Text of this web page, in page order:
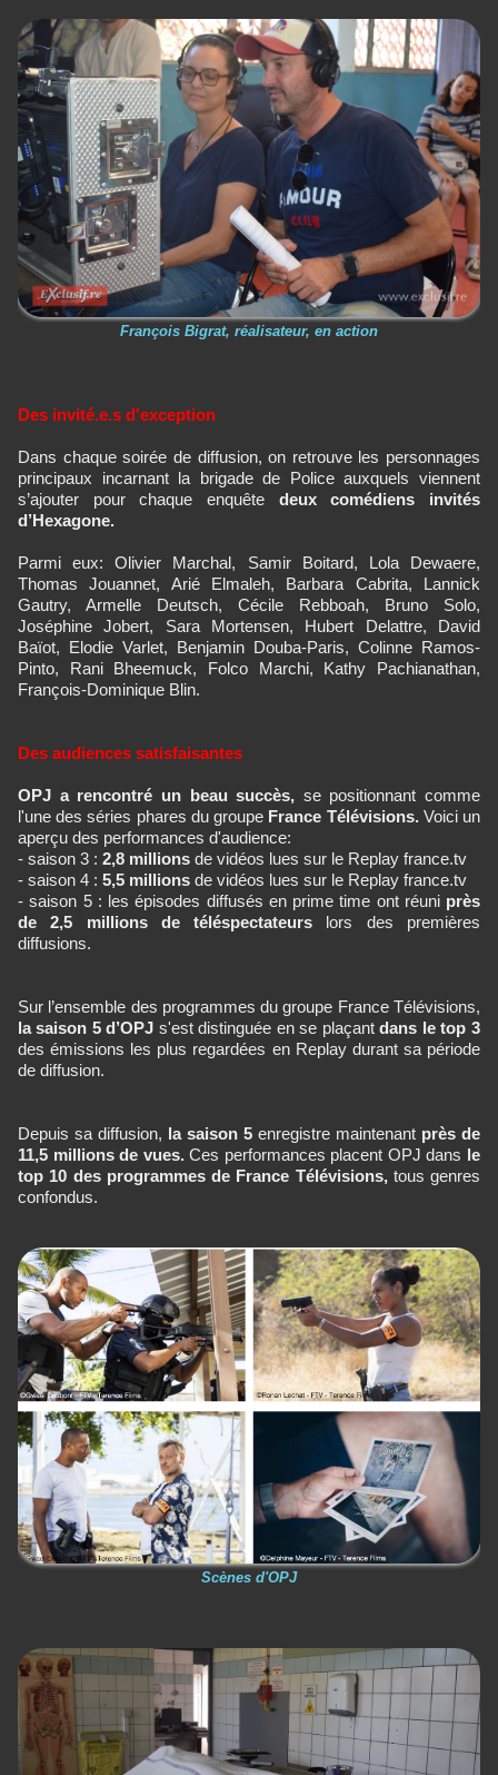
François Bigrat, réalisateur, en action
Des invité.e.s d'exception
Dans chaque soirée de diffusion, on retrouve les personnages
principaux incarnant la brigade de Police auxquels viennent
s’ajouter pour chaque enquête deux comédiens invités
d’Hexagone.
Parmi eux: Olivier Marchal, Samir Boitard, Lola Dewaere,
Thomas Jouannet, Arié Elmaleh, Barbara Cabrita, Lannick
Gautry, Armelle Deutsch, Cécile Rebboah, Bruno Solo,
Joséphine Jobert, Sara Mortensen, Hubert Delattre, David
Baïot, Elodie Varlet, Benjamin Douba-Paris, Colinne Ramos-
Pinto, Rani Bheemuck, Folco Marchi, Kathy Pachianathan,
François-Dominique Blin.
Des audiences satisfaisantes
OPJ a rencontré un beau succès, se positionnant comme
l'une des séries phares du groupe France Télévisions.Voici un
aperçu des performances d'audience:
- saison 3 : 2,8 millions de vidéos lues sur le Replay france.tv
- saison 4 : 5,5 millions de vidéos lues sur le Replay france.tv
- saison 5 : les épisodes diffusés en prime time ont réuni près
de 2,5 millions de téléspectateurs lors des premières
diffusions.
Sur l’ensemble des programmes du groupe France Télévisions,
la saison 5 d’OPJ s'est distinguée en se plaçantdans le top 3
des émissions les plus regardées en Replay durant sa période
de diffusion.
Depuis sa diffusion, la saison 5 enregistre maintenant près de
11,5 millions de vues.Ces performances placent OPJ dans le
top 10 des programmes de France Télévisions,tous genres
confondus.
Scènes d'OPJ